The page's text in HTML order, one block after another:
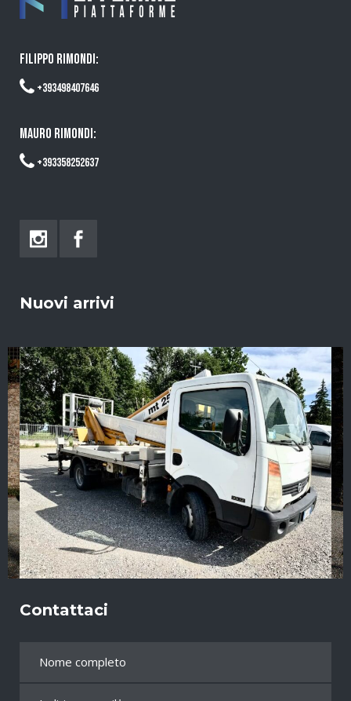
FILIPPO RIMONDI:
+393498407646
MAURO RIMONDI:
+393358252637
Nuovi arrivi
Contattaci